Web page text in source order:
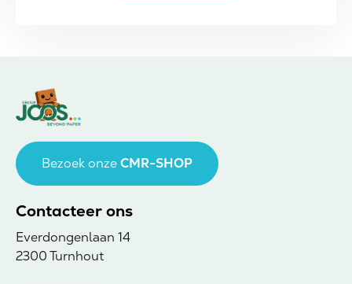
Bezoek onzeCMR-SHOP
Contacteer ons
Everdongenlaan 14
2300 Turnhout